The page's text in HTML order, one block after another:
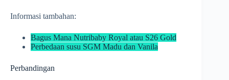
Informasi tambahan:
Bagus Mana Nutribaby Royal atau S26 Gold
Perbedaan susu SGM Madu dan Vanila
Perbandingan